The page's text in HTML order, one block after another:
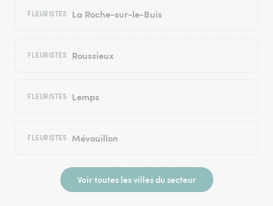
FLEURISTES La Roche-sur-le-Buis
FLEURISTES Roussieux
FLEURISTES Lemps
FLEURISTES Mévouillon
Voir toutes les villes du secteur